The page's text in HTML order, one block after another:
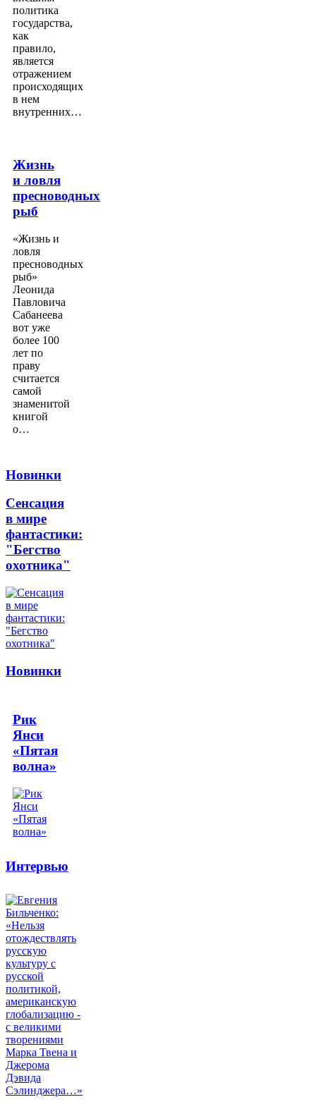
политика
государства,
как
правило,
является
отражением
происходящих
в нем
внутренних…
Жизнь
и ловля
пресноводных
рыб
«Жизнь и
ловля
пресноводных
рыб»
Леонида
Павловича
Сабанеева
вот уже
более 100
лет по
праву
считается
самой
знаменитой
книгой
о…
Новинки
Сенсация
в мире
фантастики:
"Бегство
охотника"
Новинки
Рик
Янси
«Пятая
волна»
Интервью